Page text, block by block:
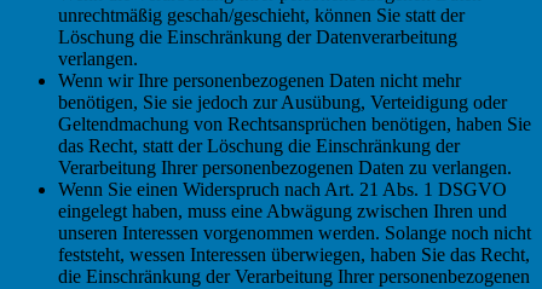
unrechtmäßig geschah/geschieht, können Sie statt der
Löschung die Einschränkung der Datenverarbeitung
verlangen.
Wenn wir Ihre personenbezogenen Daten nicht mehr
benötigen, Sie sie jedoch zur Ausübung, Verteidigung oder
Geltendmachung von Rechtsansprüchen benötigen, haben Sie
das Recht, statt der Löschung die Einschränkung der
Verarbeitung Ihrer personenbezogenen Daten zu verlangen.
Wenn Sie einen Widerspruch nach Art. 21 Abs. 1 DSGVO
eingelegt haben, muss eine Abwägung zwischen Ihren und
unseren Interessen vorgenommen werden. Solange noch nicht
feststeht, wessen Interessen überwiegen, haben Sie das Recht,
die Einschränkung der Verarbeitung Ihrer personenbezogenen